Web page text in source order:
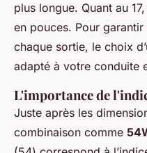
plus longue. Quant au
en pouces. Pour
chaque sortie, le choix
adapté à votre conduite
L'importance de
Juste après les
combinaison comme